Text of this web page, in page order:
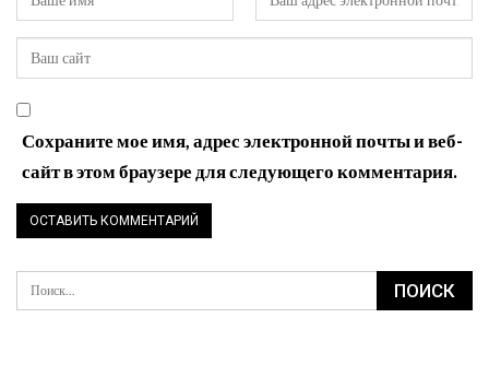
Сохраните мое имя, адрес электронной почты и веб-
сайт в этом браузере для следующего комментария.